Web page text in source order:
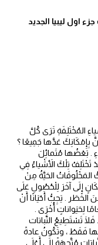
اول ليبيا الجديد
المُخْتَلِفَةِ تَرَى كُلَّ
بِإِمْكَانِكَ عَدَّها جَمِيعًا ؟
. بَعْضُها مُتَمائِلَ
تَخْتَلِفُ تِلْكَ الأَشْياءُ فِي
الحَيَّةُ مِنْ
إِلَى آخَرَ لِلْحُصُولِ عَلَى
الخَطَر . يَجِبُّ أَحْيَانًا أَنْ
لِحَيَواناتٍ أُخْرَى .
تَسْتَطِيعُ النَّباتات
فَقَطْ ، وتَكُونُ عادةً
مُتَّجِهَةً إِلَى أَعْلَى